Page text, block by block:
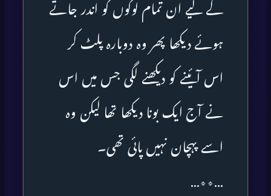
کے لیے ان تمام لوگوں کو اندر جاتے
ہوئے دیکھا پھر وہ دوبارہ پلٹ کر
اس آئینے کو دیکھنے لگی جس میں اس
نے آج ایک بونا دیکھا تھا لیکن وہ
اسے پہچان نہیں پائی تھی۔
…٭٭…